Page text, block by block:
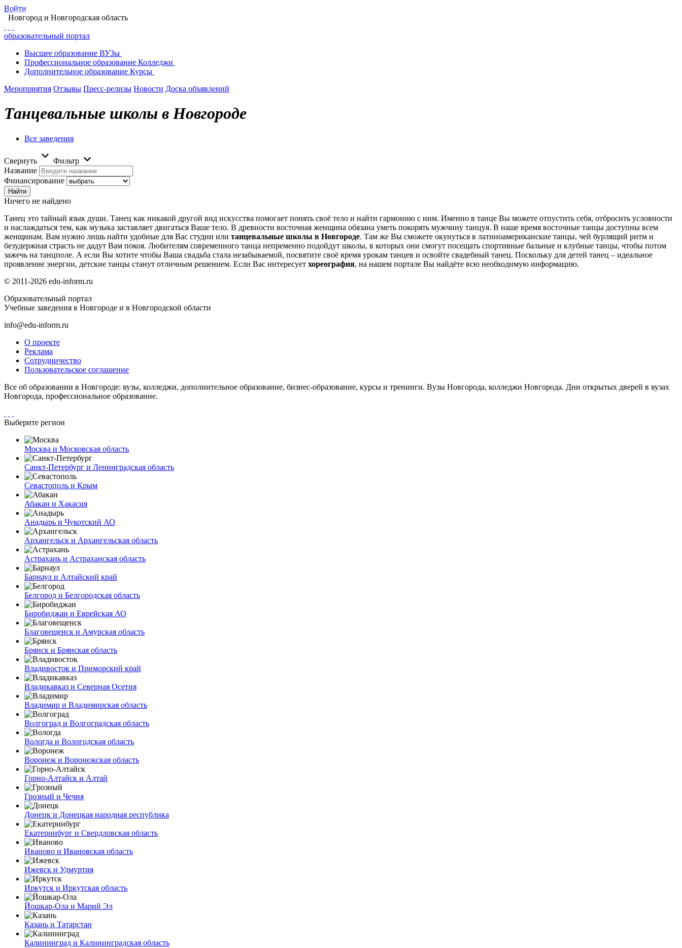
Войти
Новгород и Новгородская область
образовательный портал
Высшее образование ВУЗы
Профессиональное образование Колледжи
Дополнительное образование Курсы
Мероприятия Отзывы Пресс-релизы Новости Доска объявлений
Танцевальные школы в Новгороде
Главная
Все заведения
Свернуть
Фильтр
Название
Финансирование
Ничего не найдено
Танец это тайный язык души. Танец как никакой другой вид искусства помогает понять своё тело и найти гармонию с ним. Именно в танце Вы можете отпустить себя, отбросить условности
и наслаждаться тем, как музыка заставляет двигаться Ваше тело. В древности восточная женщина обязана уметь покорять мужчину танцуя. В наше время восточные танцы доступны всем
женщинам. Вам нужно лишь найти удобные для Вас студии или танцевальные школы в Новгороде. Там же Вы сможете окунуться в латиноамериканские танцы, чей бурлящий ритм и
безудержная страсть не дадут Вам покоя. Любителям современного танца непременно подойдут школы, в которых они смогут посещать спортивные бальные и клубные танцы, чтобы потом
зажечь на танцполе. А если Вы хотите чтобы Ваша свадьба стала незабываемой, посвятите своё время урокам танцев и освойте свадебный танец. Поскольку для детей танец – идеальное
проявление энергии, детские танцы станут отличным решением. Если Вас интересует хореография, на нашем портале Вы найдёте всю необходимую информацию.
© 2011-2026 edu-inform.ru
Образовательный портал
Учебные заведения в Новгороде и в Новгородской области
info@edu-inform.ru
О проекте
Реклама
Сотрудничество
Пользовательское соглашение
Все об образовании в Новгороде: вузы, колледжи, дополнительное образование, бизнес-образование, курсы и тренинги. Вузы Новгорода, колледжи Новгорода. Дни открытых дверей в вузах
Новгорода, профессиональное образование.
Выберите регион
Москва и Московская область
Санкт-Петербург и Ленинградская область
Севастополь и Крым
Абакан и Хакасия
Анадырь и Чукотский АО
Архангельск и Архангельская область
Астрахань и Астраханская область
Барнаул и Алтайский край
Белгород и Белгородская область
Биробиджан и Еврейская АО
Благовещенск и Амурская область
Брянск и Брянская область
Владивосток и Приморский край
Владикавказ и Северная Осетия
Владимир и Владимирская область
Волгоград и Волгоградская область
Вологда и Вологодская область
Воронеж и Воронежская область
Горно-Алтайск и Алтай
Грозный и Чечня
Донецк и Донецкая народная республика
Екатеринбург и Свердловская область
Иваново и Ивановская область
Ижевск и Удмуртия
Иркутск и Иркутская область
Йошкар-Ола и Марий Эл
Казань и Татарстан
Калининград и Калининградская область